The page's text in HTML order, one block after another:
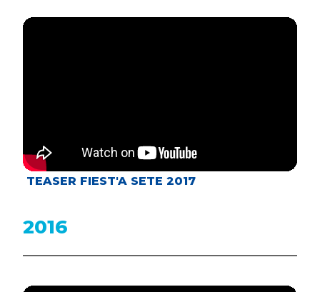
TEASER FIEST'A SETE 2017
2016